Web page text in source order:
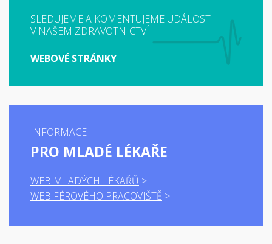
SLEDUJEME A KOMENTUJEME UDÁLOSTI
V NAŠEM ZDRAVOTNICTVÍ
WEBOVÉ STRÁNKY
INFORMACE
PRO MLADÉ LÉKAŘE
WEB MLADÝCH LÉKAŘŮ
WEB FÉROVÉHO PRACOVIŠTĚ